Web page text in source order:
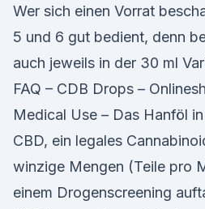
Wer sich einen Vorrat
5 und 6 gut bedient, denn
auch jeweils in der 30 ml
FAQ – CDB Drops –
Medical Use – Das Hanföl
CBD, ein legales
winzige Mengen (Teile pro
einem Drogenscreening